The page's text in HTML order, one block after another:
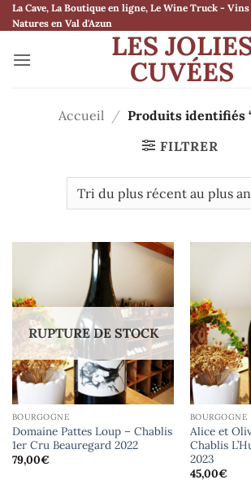
Passer
au
La Cave, La Boutique en ligne, Le Wine Truck -
Natures en Val d'Azun
LES
CUVÉES
Accueil / Produits identifiés
FILTRER
RUPTURE DE STOCK
BOURGOGNE
Domaine Pattes Loup – Chablis
1er Cru Beauregard 2022
79,00€
BOURGOGNE
Alice et
Chablis
2023
45,00€